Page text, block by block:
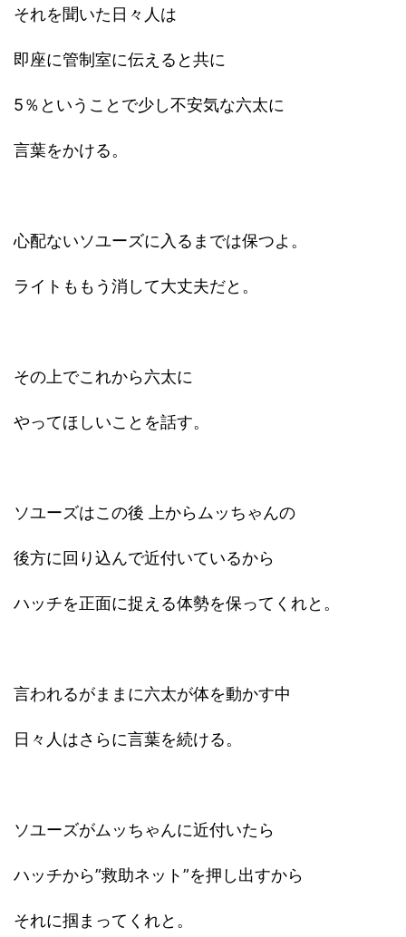
それを聞いた日々人は
即座に管制室に伝えると共に
5％ということで少し不安気な六太に
言葉をかける。
心配ないソユーズに入るまでは保つよ。
ライトももう消して大丈夫だと。
その上でこれから六太に
やってほしいことを話す。
ソユーズはこの後 上からムッちゃんの
後方に回り込んで近付いているから
ハッチを正面に捉える体勢を保ってくれと。
言われるがままに六太が体を動かす中
日々人はさらに言葉を続ける。
ソユーズがムッちゃんに近付いたら
ハッチから”救助ネット”を押し出すから
それに掴まってくれと。